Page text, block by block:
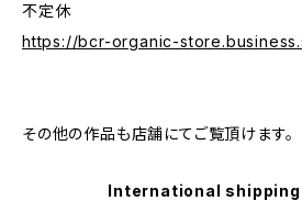
不定休
https://bcr-organic-
その他の作品も店舗にてご覧頂けます。
International